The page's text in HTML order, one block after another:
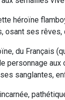
héroïne
osant ses
du Français
personnage
sanglantes,